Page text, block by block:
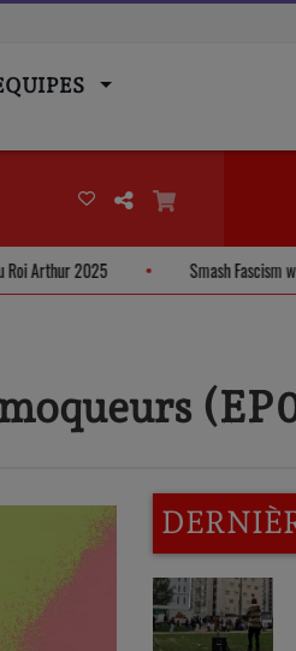
du Roi Arthur 2025 Smash